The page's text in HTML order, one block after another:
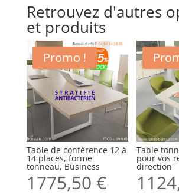
Retrouvez d'autres
et produits
Promo !
Table de conférence 12 à
14 places, forme
tonneau, Business
1775,50 €
Table
pour vos
direction